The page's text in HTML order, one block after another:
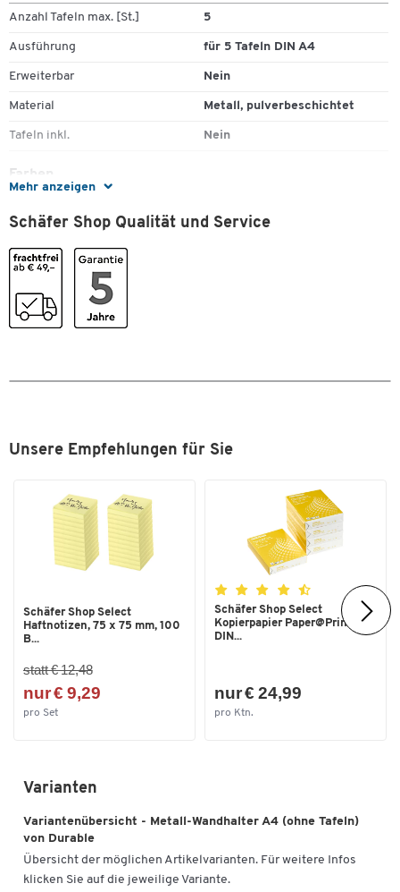
Mehr anzeigen
Anzahl Tafeln max. [St.] 5
Ausführung für 5 Tafeln DIN A4
Erweiterbar Nein
Material Metall, pulverbeschichtet
Tafeln inkl. Nein
Farben
Format (DIN)
Schäfer Shop Qualität und Service
Unsere Empfehlungen für Sie
Schäfer Shop Select
Haftnotizen, 75 x 75 mm, 100
B...
statt € 12,48
nur € 9,29
pro Set
Schäfer Shop Select
Kopierpapier Paper@Print,
DIN...
nur € 24,99
pro Ktn.
Varianten
Variantenübersicht - Metall-Wandhalter A4 (ohne Tafeln)
von Durable
Übersicht der möglichen Artikelvarianten. Für weitere Infos
klicken Sie auf die jeweilige Variante.
Zum Zoomen doppeltippen